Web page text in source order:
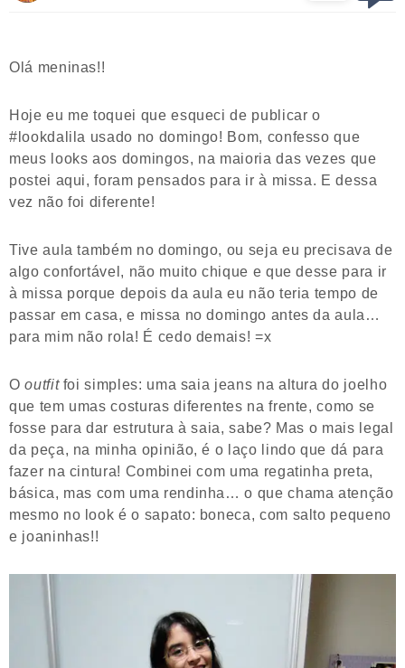
Olá meninas!!
Hoje eu me toquei que esqueci de publicar o
#lookdalila usado no domingo! Bom, confesso que
meus looks aos domingos, na maioria das vezes que
postei aqui, foram pensados para ir à missa. E dessa
vez não foi diferente!
Tive aula também no domingo, ou seja eu precisava de
algo confortável, não muito chique e que desse para ir
à missa porque depois da aula eu não teria tempo de
passar em casa, e missa no domingo antes da aula…
para mim não rola! É cedo demais! =x
Ooutfitfoi simples: uma saia jeans na altura do joelho
que tem umas costuras diferentes na frente, como se
fosse para dar estrutura à saia, sabe? Mas o mais legal
da peça, na minha opinião, é o laço lindo que dá para
fazer na cintura! Combinei com uma regatinha preta,
básica, mas com uma rendinha… o que chama atenção
mesmo no look é o sapato: boneca, com salto pequeno
e joaninhas!!